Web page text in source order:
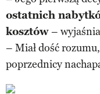
ostatnich
kosztów–
– Miał dość
poprzednicy